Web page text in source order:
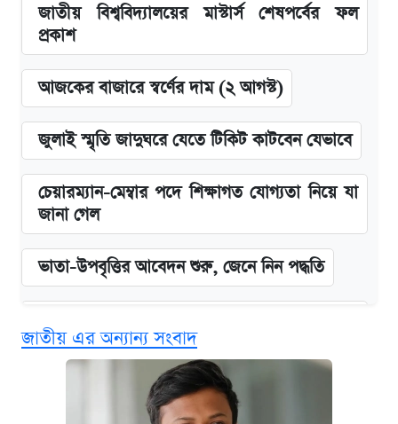
জাতীয় বিশ্ববিদ্যালয়ের মাস্টার্স শেষপর্বের ফল
প্রকাশ
আজকের বাজারে স্বর্ণের দাম (২ আগস্ট)
জুলাই স্মৃতি জাদুঘরে যেতে টিকিট কাটবেন যেভাবে
চেয়ারম্যান-মেম্বার পদে শিক্ষাগত যোগ্যতা নিয়ে যা
জানা গেল
ভাতা-উপবৃত্তির আবেদন শুরু, জেনে নিন পদ্ধতি
খান
কবে শুরু হচ্ছে ঢাবির ভর্তি আবেদন, জানাল কর্তৃপক্ষ
জাতীয় এর অন্যান্য সংবাদ